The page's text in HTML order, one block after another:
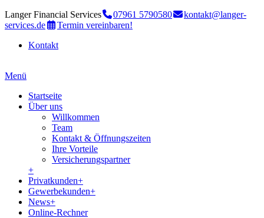
Langer Financial Services 07961 5790580
kontakt@langer-
services.de
Termin vereinbaren!
Kontakt
Menü
Startseite
Über uns
Willkommen
Team
Kontakt & Öffnungszeiten
Ihre Vorteile
Versicherungspartner
+
Privatkunden+
Gewerbekunden+
News+
Online-Rechner